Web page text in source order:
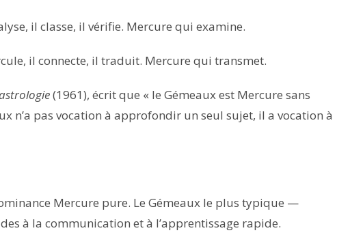
il classe, il vérifie. Mercure qui examine.
il connecte, il traduit. Mercure qui transmet.
(1961), écrit que « le Gémeaux est Mercure sans
n’a pas vocation à approfondir un seul sujet, il a vocation à
Mercure pure. Le Gémeaux le plus typique —
à la communication et à l’apprentissage rapide.